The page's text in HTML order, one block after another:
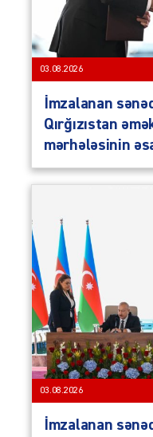
03.08.2026
İmzalanan
Qırğızıstan
mərhələsinin
03.08.2026
İmzalanan